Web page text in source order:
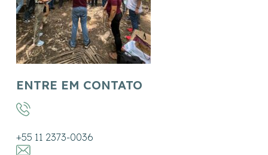
ENTRE EM CONTATO
+55 11 2373-0036